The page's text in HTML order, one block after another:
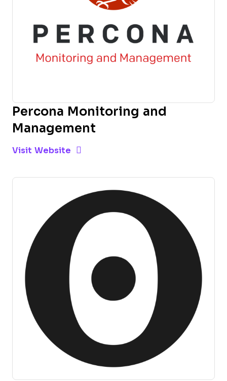
Percona Monitoring and
Management
Visit Website Opens New Window